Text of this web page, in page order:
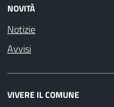
NOVITÀ
Notizie
Avvisi
VIVERE IL COMUNE